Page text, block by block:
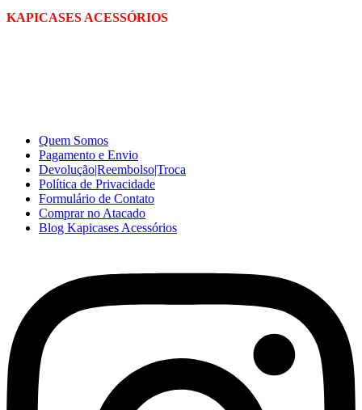
KAPICASES ACESSÓRIOS
Quem Somos
Pagamento e Envio
Devolução|Reembolso|Troca
Política de Privacidade
Formulário de Contato
Comprar no Atacado
Blog Kapicases Acessórios